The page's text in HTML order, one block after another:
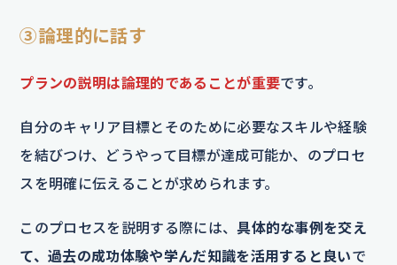
③論理的に話す
プランの説明は論理的であることが重要です。
自分のキャリア目標とそのために必要なスキルや経験
を結びつけ、どうやって目標が達成可能か、のプロセ
スを明確に伝えることが求められます。
このプロセスを説明する際には、具体的な事例を交え
て、過去の成功体験や学んだ知識を活用すると良いで